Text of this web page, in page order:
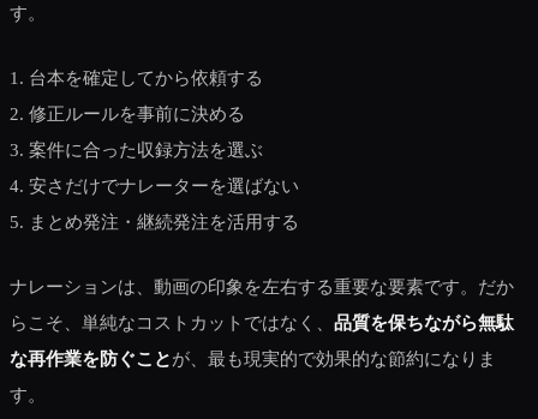
す。
1. 台本を確定してから依頼する
2. 修正ルールを事前に決める
3. 案件に合った収録方法を選ぶ
4. 安さだけでナレーターを選ばない
5. まとめ発注・継続発注を活用する
ナレーションは、動画の印象を左右する重要な要素です。だか
らこそ、単純なコストカットではなく、 品質を保ちながら無駄
な再作業を防ぐことが、最も現実的で効果的な節約になりま
す。